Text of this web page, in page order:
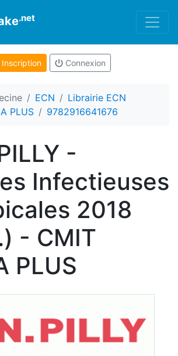
.net
Connexion
ECN
Librairie ECN
PLUS
9782916641676
-
Infectieuses
2018
- CMIT
PLUS